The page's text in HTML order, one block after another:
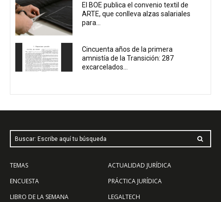
El BOE publica el convenio textil de
ARTE, que conlleva alzas salariales
para...
Cincuenta años de la primera
amnistía de la Transición: 287
excarcelados...
Buscar: Escribe aquí tu búsqueda
TEMAS
ENCUESTA
LIBRO DE LA SEMANA
ACTUALIDAD JURÍDICA
PRÁCTICA JURÍDICA
LEGALTECH